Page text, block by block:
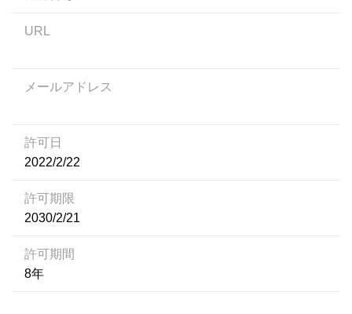
URL
メールアドレス
許可日
2022/2/22
許可期限
2030/2/21
許可期間
8年